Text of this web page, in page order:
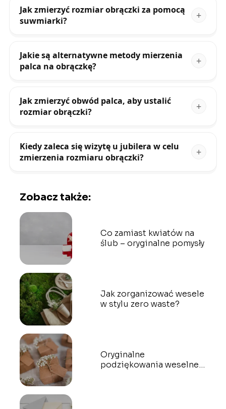
Jak zmierzyć rozmiar obrączki za pomocą
suwmiarki?
Jakie są alternatywne metody mierzenia
palca na obrączkę?
Jak zmierzyć obwód palca, aby ustalić
rozmiar obrączki?
Kiedy zaleca się wizytę u jubilera w celu
zmierzenia rozmiaru obrączki?
Zobacz także:
Co zamiast kwiatów na
ślub – oryginalne pomysły
Jak zorganizować wesele
w stylu zero waste?
Oryginalne
podziękowania weselne –